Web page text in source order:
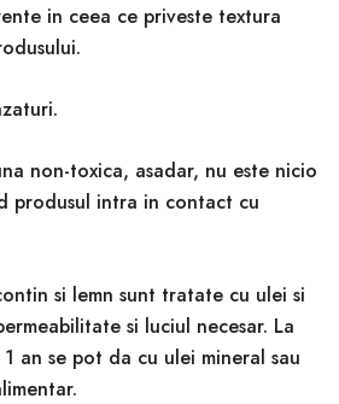
in ceea ce priveste textura
non-toxica, asadar, nu este nicio
produsul intra in contact cu
si lemn sunt tratate cu ulei si
si luciul necesar. La
an se pot da cu ulei mineral sau